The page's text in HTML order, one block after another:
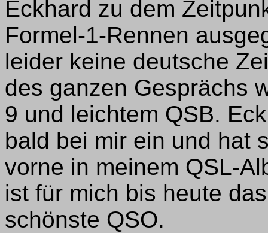
Eckhard zu dem
Formel-1-Rennen
leider keine deutsche
des ganzen Gesprächs
9 und leichtem QSB.
bald bei mir ein und hat
vorne in meinem QSL-
ist für mich bis heute
schönste QSO.